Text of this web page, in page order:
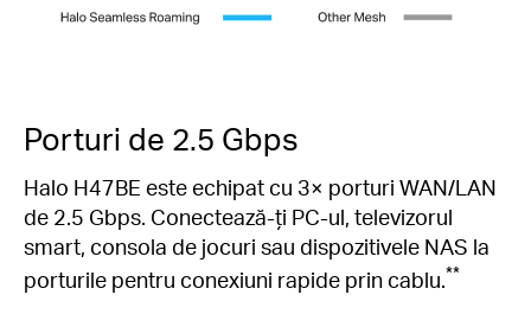
Porturi de 2.5 Gbps
Halo H47BE este echipat cu 3× porturi WAN/LAN
de 2.5 Gbps. Conectează-ți PC-ul, televizorul
smart, consola de jocuri sau dispozitivele NAS la
porturile pentru conexiuni rapide prin cablu.**